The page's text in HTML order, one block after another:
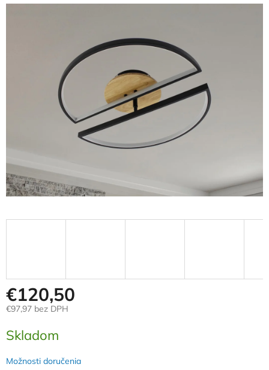
€120,50
€97,97 bez DPH
cena:
Skladom
Možnosti doručenia